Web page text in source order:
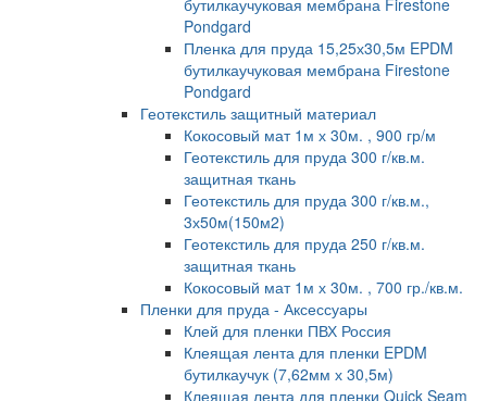
Pondgard
Пленка для пруда 15,25х30,5м EPDM
бутилкаучуковая мембрана Firestone
Pondgard
Геотекстиль защитный материал
Кокосовый мат 1м х 30м. , 900 гр/м
Геотекстиль для пруда 300 г/кв.м.
защитная ткань
Геотекстиль для пруда 300 г/кв.м.,
3х50м(150м2)
Геотекстиль для пруда 250 г/кв.м.
защитная ткань
Кокосовый мат 1м х 30м. , 700 гр./кв.м.
Пленки для пруда - Аксессуары
Клей для пленки ПВХ Россия
Клеящая лента для пленки EPDM
бутилкаучук (7,62мм х 30,5м)
Клеящая лента для пленки Quick Seam